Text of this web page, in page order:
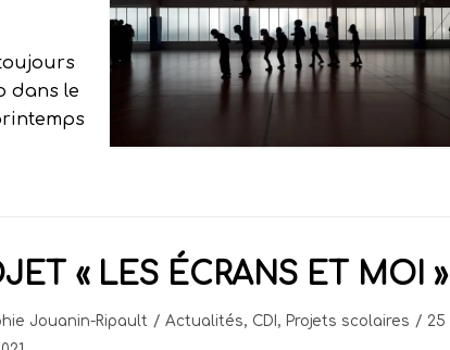
dans le
« LES ÉCRANS ET MOI »
Jouanin-Ripault Actualités, CDI , Projets scolaires
25